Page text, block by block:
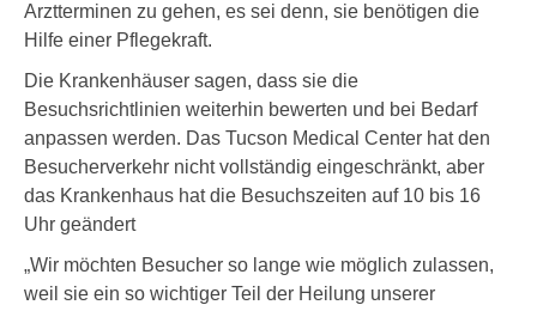
Arztterminen zu gehen, es sei denn, sie benötigen die
Hilfe einer Pflegekraft.
Die Krankenhäuser sagen, dass sie die
Besuchsrichtlinien weiterhin bewerten und bei Bedarf
anpassen werden. Das Tucson Medical Center hat den
Besucherverkehr nicht vollständig eingeschränkt, aber
das Krankenhaus hat die Besuchszeiten auf 10 bis 16
Uhr geändert
„Wir möchten Besucher so lange wie möglich zulassen,
weil sie ein so wichtiger Teil der Heilung unserer